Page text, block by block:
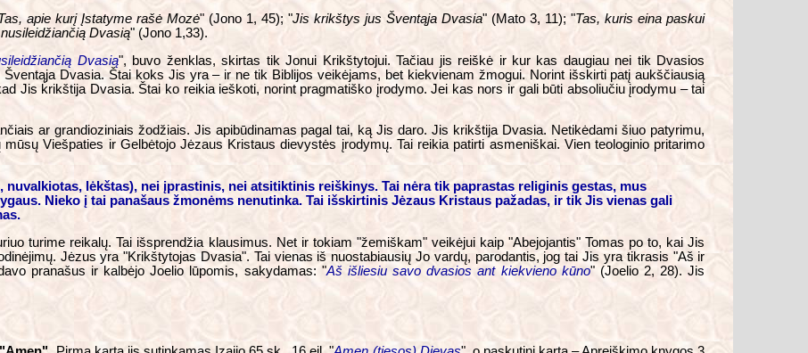
apie kurį Įstatyme rašė Mozė" (Jono 1, 45); "Jis krikštys jus Šventąja Dvasia" (Mato 3, 11); "Tas, kuris eina paskui
Dvasią" (Jono 1,33).
Dvasią", buvo ženklas, skirtas tik Jonui Krikštytojui. Tačiau jis reiškė ir kur kas daugiau nei tik Dvasios
Dvasia. Štai koks Jis yra – ir ne tik Biblijos veikėjams, bet kiekvienam žmogui. Norint išskirti patį aukščiausią
Jis krikštija Dvasia. Štai ko reikia ieškoti, norint pragmatiško įrodymo. Jei kas nors ir gali būti absoliučiu įrodymu – tai
ar grandioziniais žodžiais. Jis apibūdinamas pagal tai, ką Jis daro. Jis krikštija Dvasia. Netikėdami šiuo patyrimu,
Viešpaties ir Gelbėtojo Jėzaus Kristaus dievystės įrodymų. Tai reikia patirti asmeniškai. Vien teologinio pritarimo
nuvalkiotas, lėkštas), nei įprastinis, nei atsitiktinis reiškinys. Tai nėra tik paprastas religinis gestas, mus
Nieko į tai panašaus žmonėms nenutinka. Tai išskirtinis Jėzaus Kristaus pažadas, ir tik Jis vienas gali
turime reikalų. Tai išsprendžia klausimus. Net ir tokiam "žemiškam" veikėjui kaip "Abejojantis" Tomas po to, kai Jis
Jėzus yra "Krikštytojas Dvasia". Tai vienas iš nuostabiausių Jo vardų, parodantis, jog tai Jis yra tikrasis "Aš ir
pranašus ir kalbėjo Joelio lūpomis, sakydamas: "Aš išliesiu savo dvasios ant kiekvieno kūno" (Joelio 2, 28). Jis